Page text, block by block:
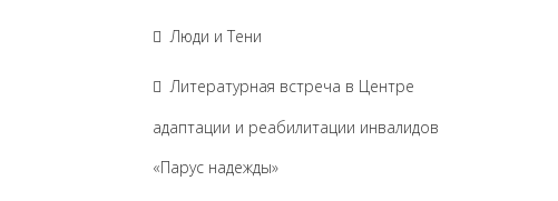
Люди и Тени
Литературная встреча в Центре
адаптации и реабилитации инвалидов
«Парус надежды»